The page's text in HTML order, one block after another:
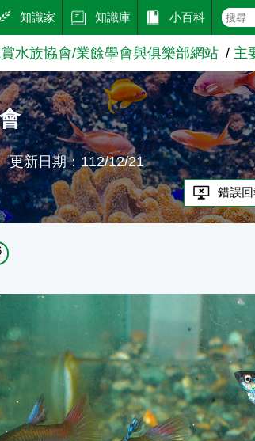
知識家 知識庫 小百科
水族協會/業餘學會與俱樂部網站 主
更新日期：112/12/21
錯誤回